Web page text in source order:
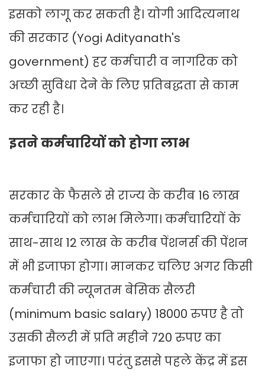
इसको लागू कर सकती है। योगी आदित्यनाथ
की सरकार (Yogi Adityanath's
government) हर कर्मचारी व नागरिक को
अच्छी सुविधा देने के लिए प्रतिबद्धता से काम
कर रही है।
इतने कर्मचारियों को होगा लाभ
सरकार के फैसले से राज्य के करीब 16 लाख
कर्मचारियों को लाभ मिलेगा। कर्मचारियों के
साथ-साथ 12 लाख के करीब पेंशनर्स की पेंशन
में भी इजाफा होगा। मानकर चलिए अगर किसी
कर्मचारी की न्यूनतम बेसिक सैलरी
(minimum basic salary) 18000 रुपए है तो
उसकी सैलरी में प्रति महीने 720 रुपए का
इजाफा हो जाएगा। परंतु इससे पहले केंद्र में इस